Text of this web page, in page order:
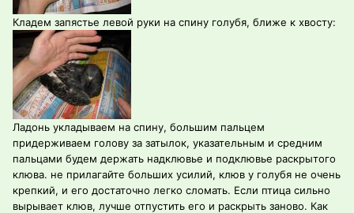
Кладем запястье левой руки на спину голубя, ближе к хвосту:
Ладонь укладываем на спину, большим пальцем
придерживаем голову за затылок, указательным и средним
пальцами будем держать надклювье и подклювье раскрытого
клюва. не прилагайте больших усилий, клюв у голубя не очень
крепкий, и его достаточно легко сломать. Если птица сильно
вырывает клюв, лучше отпустить его и раскрыть заново. Как